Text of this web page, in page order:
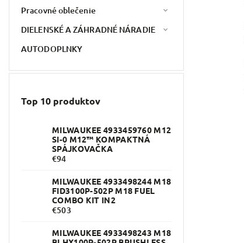
Pracovné oblečenie
DIELENSKÉ A ZÁHRADNÉ NÁRADIE
AUTODOPLNKY
Top 10 produktov
MILWAUKEE 4933459760 M12
SI-0 M12™ KOMPAKTNÁ
SPÁJKOVAČKA
€94
MILWAUKEE 4933498244 M18
FID3100P-502P M18 FUEL
COMBO KIT IN2
€503
MILWAUKEE 4933498243 M18